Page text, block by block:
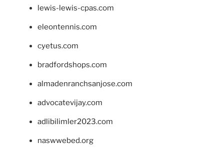
lewis-lewis-cpas.com
eleontennis.com
cyetus.com
bradfordshops.com
almadenranchsanjose.com
advocatevijay.com
adlibilimler2023.com
naswwebed.org